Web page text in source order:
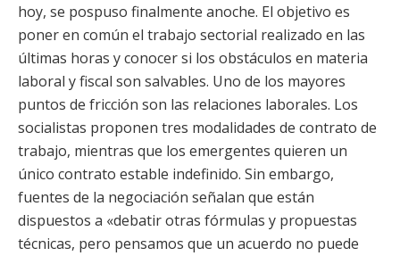
hoy, se pospuso finalmente anoche. El objetivo es
poner en común el trabajo sectorial realizado en las
últimas horas y conocer si los obstáculos en materia
laboral y fiscal son salvables. Uno de los mayores
puntos de fricción son las relaciones laborales. Los
socialistas proponen tres modalidades de contrato de
trabajo, mientras que los emergentes quieren un
único contrato estable indefinido. Sin embargo,
fuentes de la negociación señalan que están
dispuestos a «debatir otras fórmulas y propuestas
técnicas, pero pensamos que un acuerdo no puede